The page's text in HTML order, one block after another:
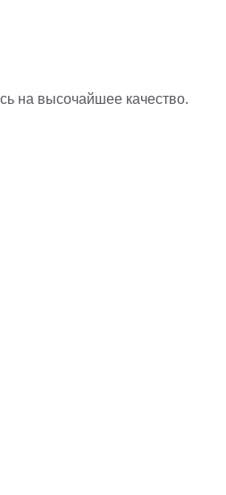
на высочайшее качество.